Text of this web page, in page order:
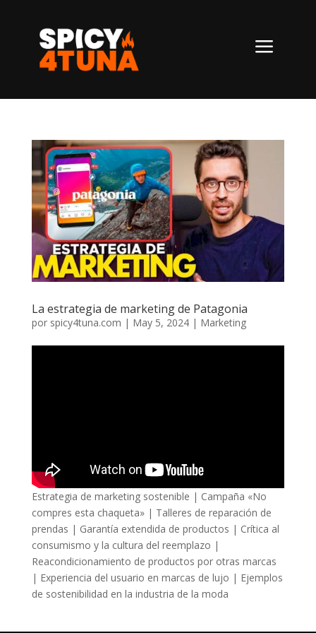
a
La estrategia de marketing de Patagonia
por spicy4tuna.com | May 5, 2024| Marketing
Estrategia de marketing sostenible | Campaña «No
compres esta chaqueta» | Talleres de reparación de
prendas | Garantía extendida de productos | Crítica al
consumismo y la cultura del reemplazo |
Reacondicionamiento de productos por otras marcas
| Experiencia del usuario en marcas de lujo | Ejemplos
de sostenibilidad en la industria de la moda